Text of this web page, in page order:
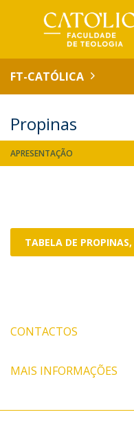
FT-CATÓLICA
Propinas
APRESENTAÇÃO
TABELA DE
CONTACTOS
MAIS INFORMAÇÕES